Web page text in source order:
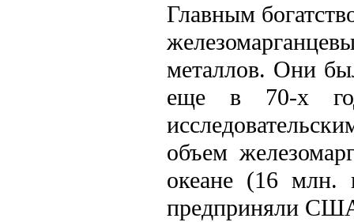
Главным
металлов. Они
еще в 70-х
объем
океане (16 млн.
предприняли США